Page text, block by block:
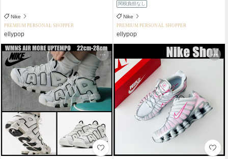
Nike
PREMIUM PERSONAL SHOPPER
ellypop
関税負担なし
Nike
PREMIUM PERSONAL SHOPPER
ellypop